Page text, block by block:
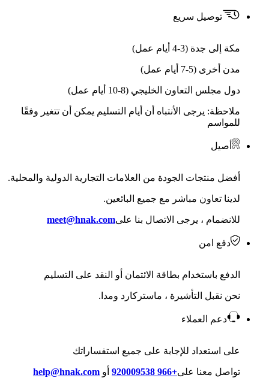
توصيل سريع
مكة إلى جدة (3-4 أيام عمل)
مدن أخرى (5-7 أيام عمل)
دول مجلس التعاون الخليجي (8-10 أيام عمل)
ملاحظة: يرجى الأنتباه أن أيام التسليم يمكن أن تتغير وفقًا
للمواسم
أصيل
أفضل منتجات الجودة من العلامات التجارية الدولية والمحلية.
لدينا تعاون مباشر مع جميع البائعين.
للانضمام ، يرجى الاتصال بنا علىmeet@hnak.com
دفع امن
الدفع باستخدام بطاقة الائتمان أو النقد على التسليم
نحن نقبل التأشيرة ، ماستركارد ومدا.
دعم العملاء
على استعداد للإجابة على جميع استفساراتك
تواصل معنا على+966 920009538 أو help@hnak.com